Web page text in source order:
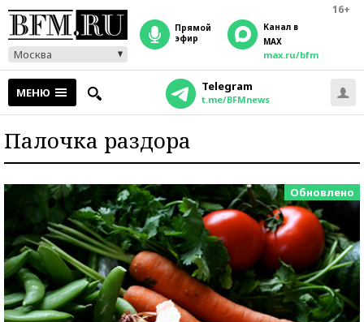
16+
Москва
прямой
эфир
Канал в
MAX
max.ru/bfm
МЕНЮ Telegram
t.me/BFMnews
Палочка раздора
Обновлено